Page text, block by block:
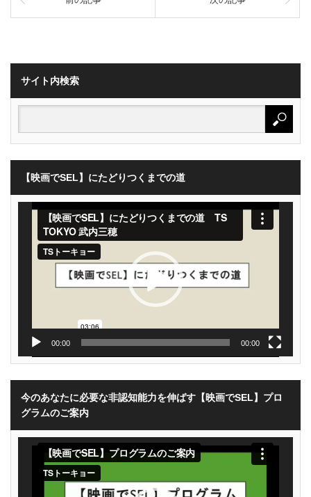
サイト内検索
【映画でSEL】にたどりつくまでの道
動
00:00 00:00
今のあなたに必要な非認知能力を伸ばす【映画でSEL】プロ
グラムのご案内